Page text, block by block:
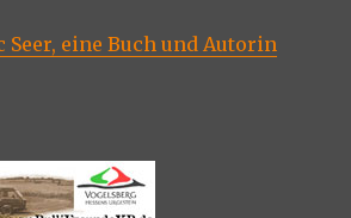
Seer, eine Buch und Autorin